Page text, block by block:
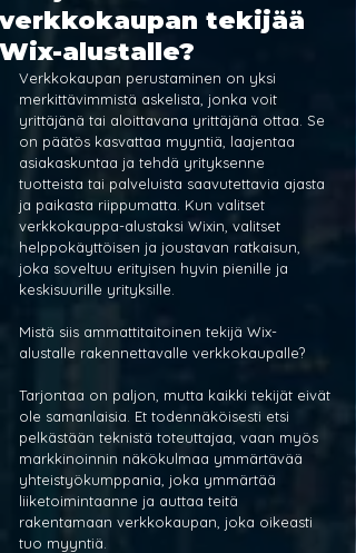
verkkokaupan tekijää
Wix-alustalle?
Verkkokaupan perustaminen on yksi
merkittävimmistä askelista, jonka voit
yrittäjänä tai aloittavana yrittäjänä ottaa. Se
on päätös kasvattaa myyntiä, laajentaa
asiakaskuntaa ja tehdä yrityksenne
tuotteista tai palveluista saavutettavia ajasta
ja paikasta riippumatta. Kun valitset
verkkokauppa-alustaksi Wixin, valitset
helppokäyttöisen ja joustavan ratkaisun,
joka soveltuu erityisen hyvin pienille ja
keskisuurille yrityksille.
Mistä siis ammattitaitoinen tekijä Wix-
alustalle rakennettavalle verkkokaupalle?
Tarjontaa on paljon, mutta kaikki tekijät eivät
ole samanlaisia. Et todennäköisesti etsi
pelkästään teknistä toteuttajaa, vaan myös
markkinoinnin näkökulmaa ymmärtävää
yhteistyökumppania, joka ymmärtää
liiketoimintaanne ja auttaa teitä
rakentamaan verkkokaupan, joka oikeasti
tuo myyntiä.